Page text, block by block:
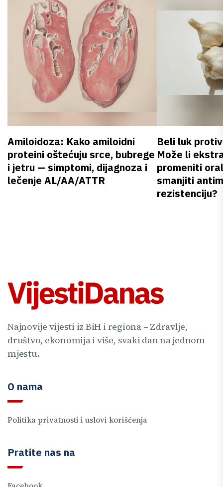
Amiloidoza: Kako amiloidni
proteini oštećuju srce, bubrege
i jetru — simptomi, dijagnoza i
lečenje AL/AA/ATTR
Beli luk
Može li
promeniti
smanjiti
rezistenciju?
Najnovije vijesti iz BiH i regiona – Zdravlje,
društvo, ekonomija i više, svaki dan na jednom
mjestu.
O nama
Politika privatnosti i uslovi korišćenja
Pratite nas na